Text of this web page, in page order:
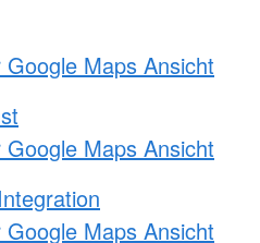
Google Maps Ansicht
Google Maps Ansicht
Google Maps Ansicht